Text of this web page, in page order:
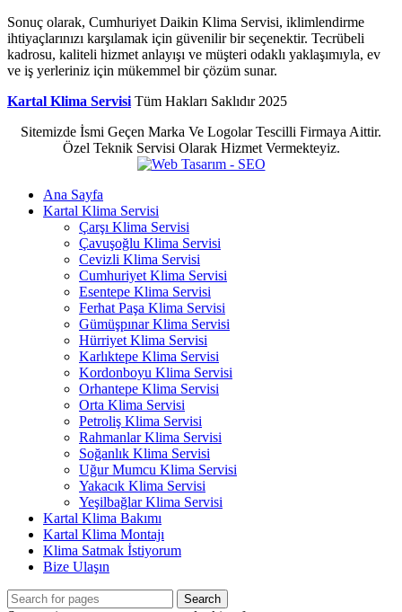
Sonuç olarak, Cumhuriyet Daikin Klima Servisi, iklimlendirme
ihtiyaçlarınızı karşılamak için güvenilir bir seçenektir. Tecrübeli
kadrosu, kaliteli hizmet anlayışı ve müşteri odaklı yaklaşımıyla, ev
ve iş yerleriniz için mükemmel bir çözüm sunar.
Kartal Klima Servisi Tüm Hakları Saklıdır2025
Sitemizde İsmi Geçen Marka Ve Logolar Tescilli Firmaya Aittir.
Özel Teknik Servisi Olarak Hizmet Vermekteyiz.
Ana Sayfa
Kartal Klima Servisi
Çarşı Klima Servisi
Çavuşoğlu Klima Servisi
Cevizli Klima Servisi
Cumhuriyet Klima Servisi
Esentepe Klima Servisi
Ferhat Paşa Klima Servisi
Gümüşpınar Klima Servisi
Hürriyet Klima Servisi
Karlıktepe Klima Servisi
Kordonboyu Klima Servisi
Orhantepe Klima Servisi
Orta Klima Servisi
Petroliş Klima Servisi
Rahmanlar Klima Servisi
Soğanlık Klima Servisi
Uğur Mumcu Klima Servisi
Yakacık Klima Servisi
Yeşilbağlar Klima Servisi
Kartal Klima Bakımı
Kartal Klima Montajı
Klima Satmak İstiyorum
Bize Ulaşın
Search